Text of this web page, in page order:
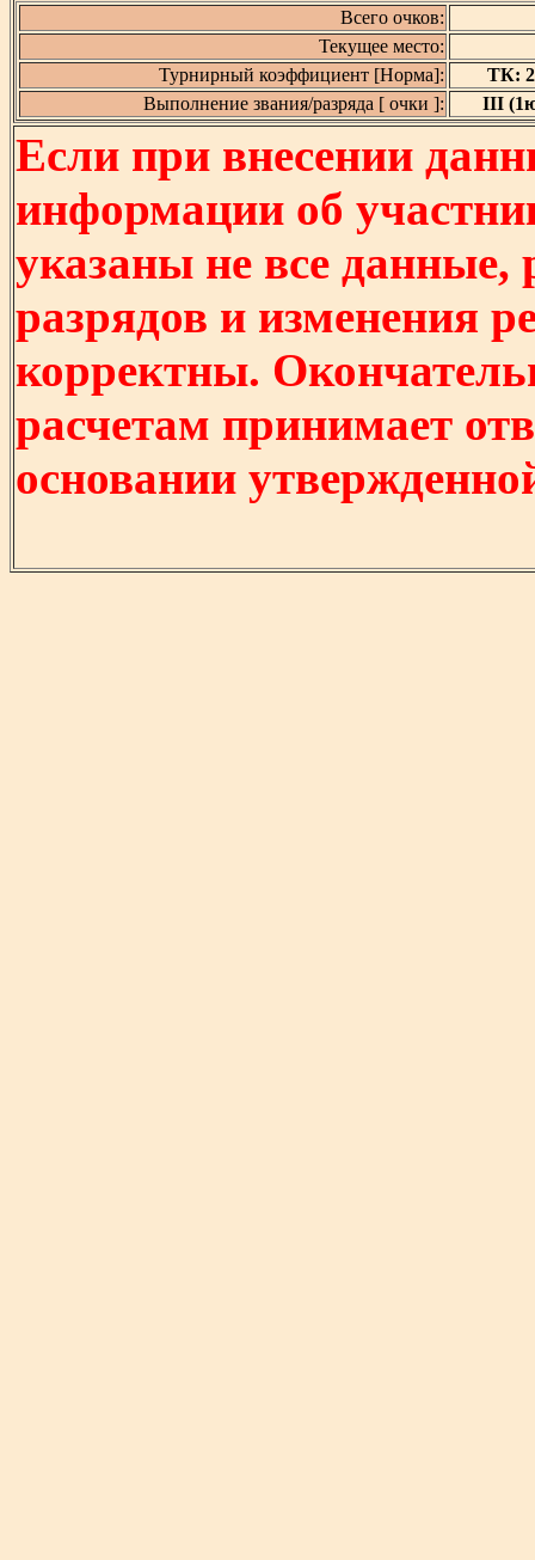
Всего очков:
Текущее место:
Турнирный коэффициент [Норма]:
ТК:
Выполнение звания/разряда [ очки ]:
III
Если при внесении
информации об
указаны не все
разрядов и изменения
корректны.
расчетам принимает
основании